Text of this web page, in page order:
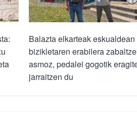
Balazta elkarteak eskualdean
bizikletaren erabilera
asmoz, pedalei gogotik
jarraitzen du